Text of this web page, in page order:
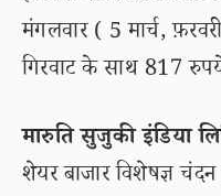
मंगलवार ( 5 मार्च,
गिरवाट के साथ 817 रुपये
मारुति सुजुकी इंडिया
शेयर बाजार विशेषज्ञ